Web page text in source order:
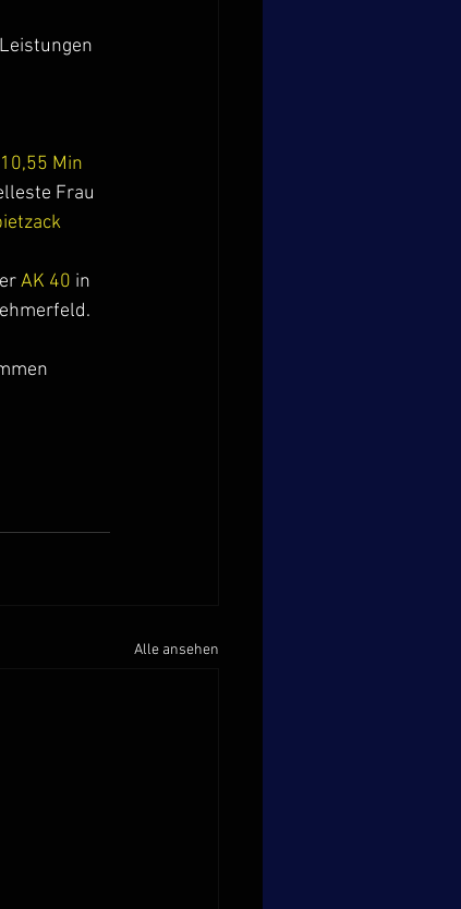
Min
Frau
AK 40 in
Alle ansehen